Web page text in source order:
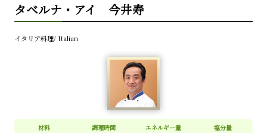
タベルナ・アイ 今井寿
イタリア料理/ Italian
材料 調理時間 エネルギー量 塩分量